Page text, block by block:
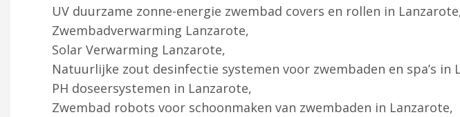
UV duurzame zonne-energie zwembad covers en rollen in
Zwembadverwarming Lanzarote,
Solar Verwarming Lanzarote,
Natuurlijke zout desinfectie systemen voor zwembaden en spa’s in
PH doseersystemen in Lanzarote,
Zwembad robots voor schoonmaken van zwembaden in Lanzarote,